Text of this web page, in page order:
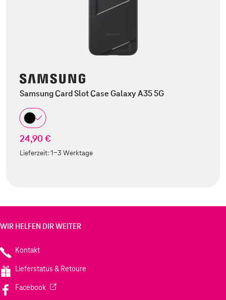
Samsung Card Slot Case Galaxy A35 5G
24,90 €
Lieferzeit:1-3 Werktage
WIR HELFEN DIR WEITER
Kontakt
Lieferstatus & Retoure
Facebook(Wird in einem neuen Tab geöffnet)